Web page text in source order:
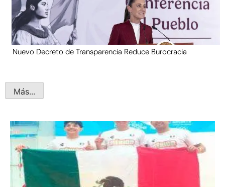
Nuevo Decreto de Transparencia Reduce Burocracia
Más...